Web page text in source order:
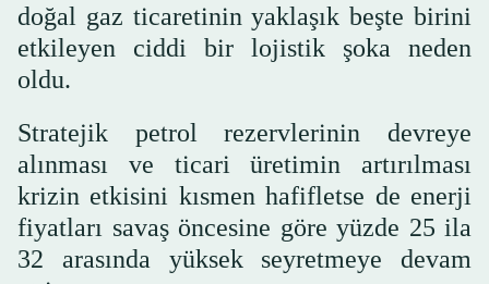
doğal gaz ticaretinin yaklaşık beşte birini
etkileyen ciddi bir lojistik şoka neden
oldu.
Stratejik petrol rezervlerinin devreye
alınması ve ticari üretimin artırılması
krizin etkisini kısmen hafifletse de enerji
fiyatları savaş öncesine göre yüzde 25 ila
32 arasında yüksek seyretmeye devam